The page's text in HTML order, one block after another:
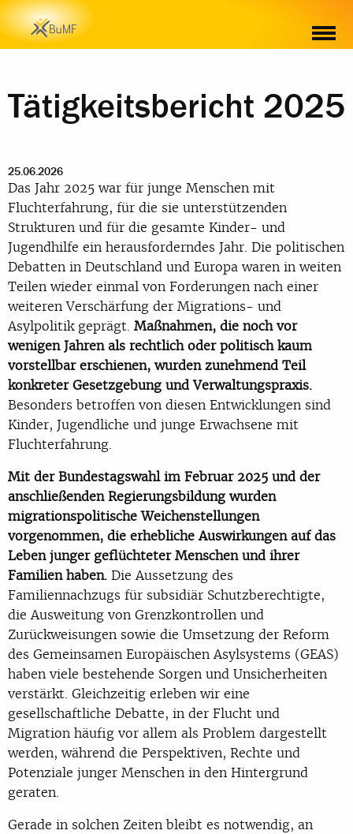
TÄTIGKEITSBERICHT 2025
Tätigkeitsbericht 2025
25.06.2026
Das Jahr 2025 war für junge Menschen mit
Fluchterfahrung, für die sie unterstützenden
Strukturen und für die gesamte Kinder- und
Jugendhilfe ein herausforderndes Jahr. Die politischen
Debatten in Deutschland und Europa waren in weiten
Teilen wieder einmal von Forderungen nach einer
weiteren Verschärfung der Migrations- und
Asylpolitik geprägt. Maßnahmen, die noch vor
wenigen Jahren als rechtlich oder politisch kaum
vorstellbar erschienen, wurden zunehmend Teil
konkreter Gesetzgebung und Verwaltungspraxis.
Besonders betroffen von diesen Entwicklungen sind
Kinder, Jugendliche und junge Erwachsene mit
Fluchterfahrung.
Mit der Bundestagswahl im Februar 2025 und der
anschließenden Regierungsbildung wurden
migrationspolitische Weichenstellungen
vorgenommen, die erhebliche Auswirkungen auf das
Leben junger geflüchteter Menschen und ihrer
Familien haben. Die Aussetzung des
Familiennachzugs für subsidiär Schutzberechtigte,
die Ausweitung von Grenzkontrollen und
Zurückweisungen sowie die Umsetzung der Reform
des Gemeinsamen Europäischen Asylsystems (GEAS)
haben viele bestehende Sorgen und Unsicherheiten
verstärkt. Gleichzeitig erleben wir eine
gesellschaftliche Debatte, in der Flucht und
Migration häufig vor allem als Problem dargestellt
werden, während die Perspektiven, Rechte und
Potenziale junger Menschen in den Hintergrund
geraten.
Gerade in solchen Zeiten bleibt es notwendig, an